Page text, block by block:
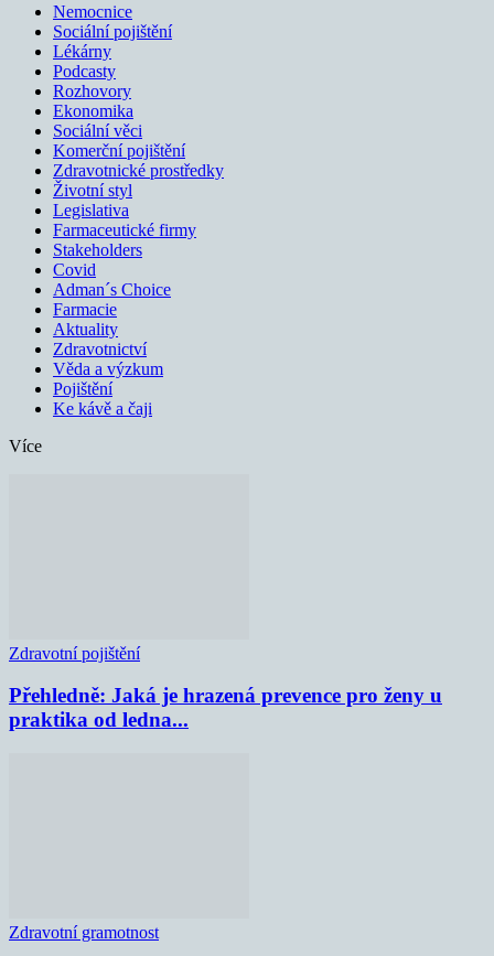
Nemocnice
Sociální pojištění
Lékárny
Podcasty
Rozhovory
Ekonomika
Sociální věci
Komerční pojištění
Zdravotnické prostředky
Životní styl
Legislativa
Farmaceutické firmy
Stakeholders
Covid
Adman´s Choice
Farmacie
Aktuality
Zdravotnictví
Věda a výzkum
Pojištění
Ke kávě a čaji
Více
Zdravotní pojištění
Přehledně: Jaká je hrazená prevence pro ženy u
praktika od ledna...
Zdravotní gramotnost